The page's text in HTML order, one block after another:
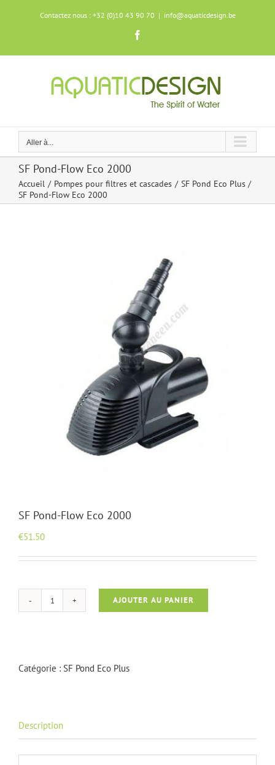
Contactez nous : +32 (0)10 43 90 70 | info@aquaticdesign.be
Aller à...
SF Pond-Flow Eco 2000
Accueil Pompes pour filtres et cascades
SF Pond Eco Plus
SF Pond-Flow Eco 2000
SF Pond-Flow Eco 2000
€51.50
quantité
Flow
AJOUTER AU PANIER
Catégorie : SF Pond Eco Plus
Description